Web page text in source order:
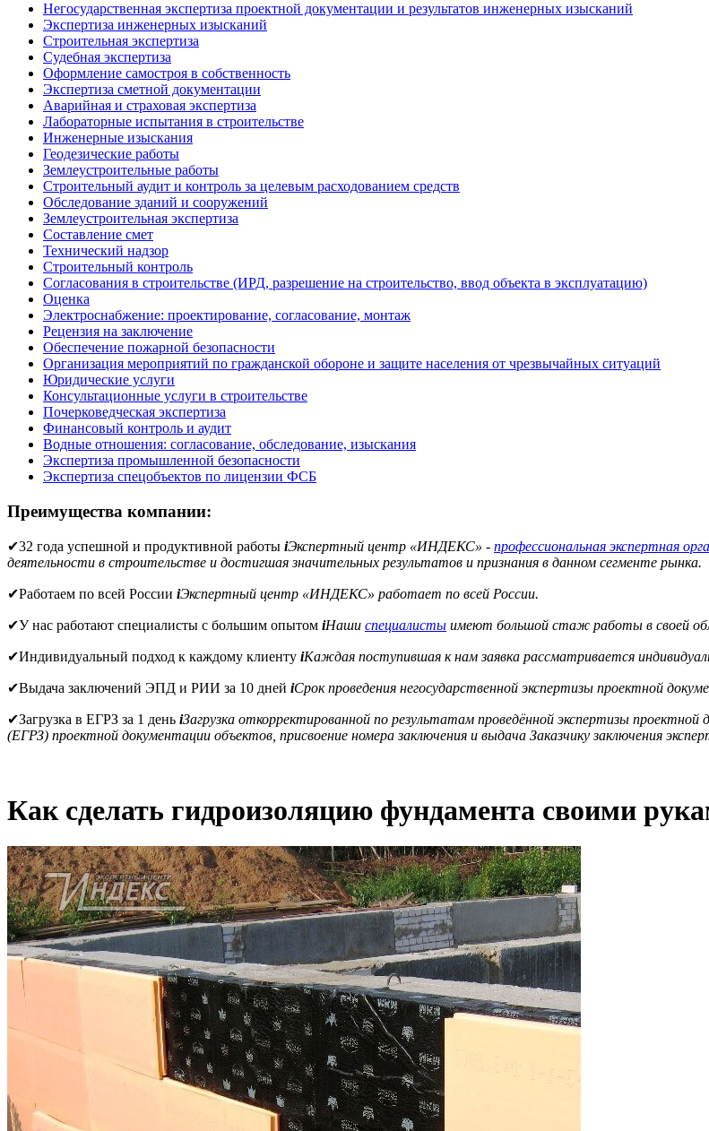
Негосударственная экспертиза проектной документации и результатов инженерных изысканий
Экспертиза инженерных изысканий
Строительная экспертиза
Судебная экспертиза
Оформление самостроя в собственность
Экспертиза сметной документации
Аварийная и страховая экспертиза
Лабораторные испытания в строительстве
Инженерные изыскания
Геодезические работы
Землеустроительные работы
Строительный аудит и контроль за целевым расходованием средств
Обследование зданий и сооружений
Землеустроительная экспертиза
Составление смет
Технический надзор
Строительный контроль
Согласования в строительстве (ИРД, разрешение на строительство, ввод объекта в эксплуатацию)
Оценка
Электроснабжение: проектирование, согласование, монтаж
Рецензия на заключение
Обеспечение пожарной безопасности
Организация мероприятий по гражданской обороне и защите населения от чрезвычайных ситуаций
Юридические услуги
Консультационные услуги в строительстве
Почерковедческая экспертиза
Финансовый контроль и аудит
Водные отношения: согласование, обследование, изыскания
Экспертиза промышленной безопасности
Экспертиза спецобъектов по лицензии ФСБ
Преимущества компании:
✔32 года успешной и продуктивной работы iЭкспертный центр «ИНДЕКС» - профессиональная экспертная
деятельности в строительстве и достигшая значительных результатов и признания в данном сегменте рынка.
✔Работаем по всей России iЭкспертный центр «ИНДЕКС» работает по всей России.
✔У нас работают специалисты с большим опытом iНаши специалисты имеют большой стаж работы в своей
✔Индивидуальный подход к каждому клиенту iКаждая поступившая к нам заявка рассматривается
✔Выдача заключений ЭПД и РИИ за 10 дней iСрок проведения негосударственной экспертизы проектной
✔Загрузка в ЕГРЗ за 1 день iЗагрузка откорректированной по результатам проведённой экспертизы
(ЕГРЗ) проектной документации объектов, присвоение номера заключения и выдача Заказчику заключения
Как сделать гидроизоляцию фундамента своими